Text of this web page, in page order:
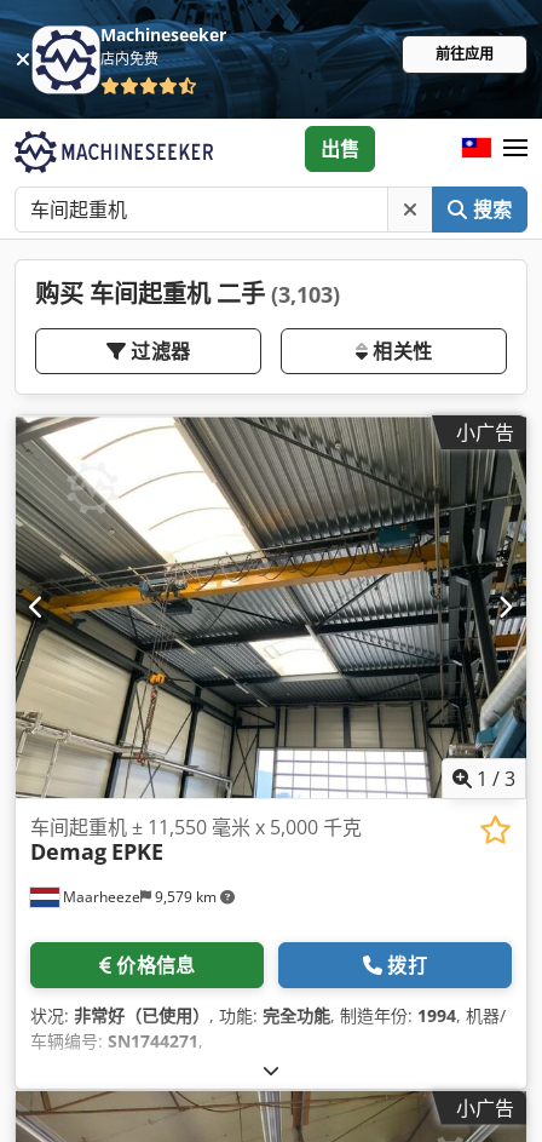
Machineseeker
店内免费 前往应用
搜索
出售
购买 车间起重机 二手 (3,103)
过滤器 相关性
小广告
1 /3
Maarheeze 9,579 km
车间起重机 ± 11,550 毫米 x 5,000 千克
Demag EPKE
价格信息 拨打
状况: 非常好（已使用） , 功能: 完全功能, 制造年份: 1994, 机器/
车辆编号: SN1744271,
小广告